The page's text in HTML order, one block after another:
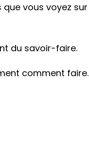
vous voyez sur
du savoir-faire.
comment faire.